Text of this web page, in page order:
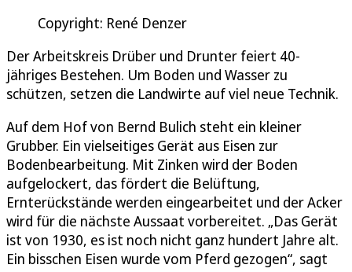
Copyright: René Denzer
Der Arbeitskreis Drüber und Drunter feiert 40-
jähriges Bestehen. Um Boden und Wasser zu
schützen, setzen die Landwirte auf viel neue Technik.
Auf dem Hof von Bernd Bulich steht ein kleiner
Grubber. Ein vielseitiges Gerät aus Eisen zur
Bodenbearbeitung. Mit Zinken wird der Boden
aufgelockert, das fördert die Belüftung,
Ernterückstände werden eingearbeitet und der Acker
wird für die nächste Aussaat vorbereitet. „Das Gerät
ist von 1930, es ist noch nicht ganz hundert Jahre alt.
Ein bisschen Eisen wurde vom Pferd gezogen“, sagt